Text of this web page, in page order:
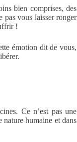
bien comprises, des
pas vous laisser ronger
!
émotion dit de vous,
Ce n’est pas une
nature humaine et dans